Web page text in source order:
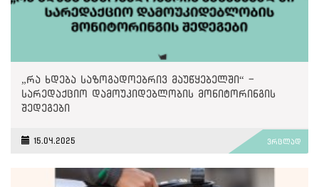
„რა ხდება საზოგადოებრივ მაუწყებელში“ -
სარედაქციო დამოუკიდებლობის მონიტორინგის
შედეგები
15.04.2025 ვრცლად